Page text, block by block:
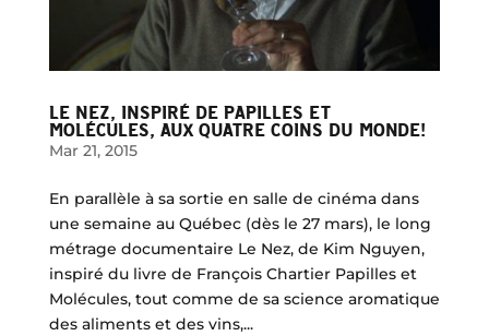
LE NEZ, INSPIRÉ DE PAPILLES ET
MOLÉCULES, AUX QUATRE COINS DU MONDE!
Mar 21, 2015
En parallèle à sa sortie en salle de cinéma dans
une semaine au Québec (dès le 27 mars), le long
métrage documentaire Le Nez, de Kim Nguyen,
inspiré du livre de François Chartier Papilles et
Molécules, tout comme de sa science aromatique
des aliments et des vins,...